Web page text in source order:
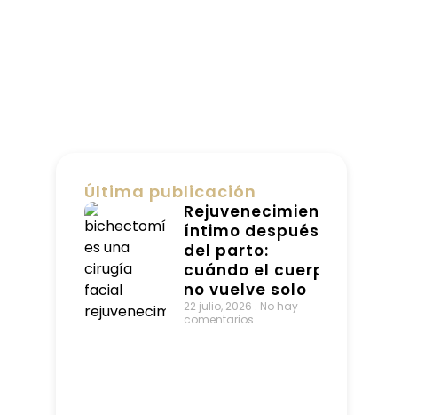
Última publicación
Rejuvenecimiento
íntimo después
del parto:
cuándo el cuerpo
no vuelve solo
22 julio, 2026
No hay
comentarios